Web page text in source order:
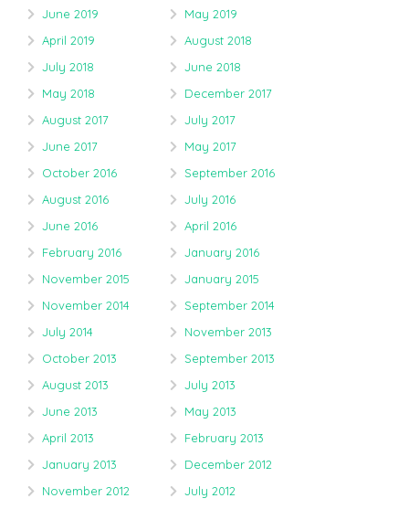
June 2019
May 2019
April 2019
August 2018
July 2018
June 2018
May 2018
December 2017
August 2017
July 2017
June 2017
May 2017
October 2016
September 2016
August 2016
July 2016
June 2016
April 2016
February 2016
January 2016
November 2015
January 2015
November 2014
September 2014
July 2014
November 2013
October 2013
September 2013
August 2013
July 2013
June 2013
May 2013
April 2013
February 2013
January 2013
December 2012
November 2012
July 2012